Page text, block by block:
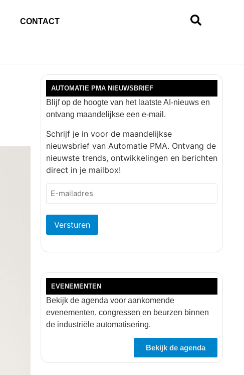
CONTACT
AUTOMATIE PMA NIEUWSBRIEF
Blijf op de hoogte van het laatste AI-nieuws en
ontvang maandelijkse een e-mail.
Schrijf je in voor de maandelijkse
nieuwsbrief van Automatie PMA. Ontvang de
nieuwste trends, ontwikkelingen en berichten
direct in je mailbox!
E-
mailadres
(Vereist)
EVENEMENTEN
Bekijk de agenda voor aankomende
evenementen, congressen en beurzen binnen
de industriële automatisering.
Bekijk de agenda